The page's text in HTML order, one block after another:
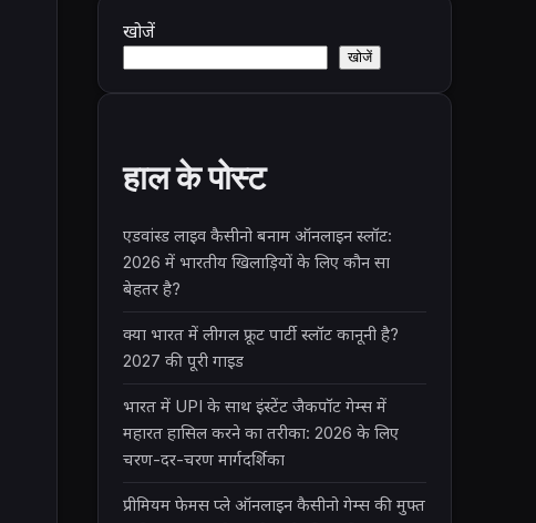
खोजें
खोजें
हाल के पोस्ट
एडवांस्ड लाइव कैसीनो बनाम ऑनलाइन स्लॉट:
2026 में भारतीय खिलाड़ियों के लिए कौन सा
बेहतर है?
क्या भारत में लीगल फ्रूट पार्टी स्लॉट कानूनी है?
2027 की पूरी गाइड
भारत में UPI के साथ इंस्टेंट जैकपॉट गेम्स में
महारत हासिल करने का तरीका: 2026 के लिए
चरण-दर-चरण मार्गदर्शिका
प्रीमियम फेमस प्ले ऑनलाइन कैसीनो गेम्स की मुफ्त